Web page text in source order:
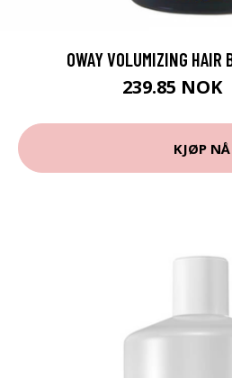
OWAY VOLUMIZING
239.85 NOK
KJØP NÅ